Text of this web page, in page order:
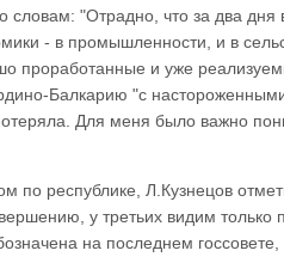
словам: "Отрадно, что за два дня
- в промышленности, и в
проработанные и уже
Балкарию "с
Для меня было важно
по республике, Л.Кузнецов
у третьих видим
на последнем